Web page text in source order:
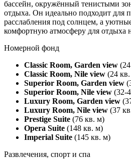
бассейн, окружённый тенистыми
отдыха. Он идеально подходит для
расслабления под солнцем, а
комфортную атмосферу для отдыха
Номерной фонд
Classic Room, Garden view
Classic Room, Nile view (24
Superior Room, Garden view
Superior Room, Nile view (32-
Luxury Room, Garden view
Luxury Room, Nile view (37
Prestige Suite (76 кв. м)
Opera Suite (148 кв. м)
Imperial Suite (145 кв. м)
Развлечения, спорт и спа